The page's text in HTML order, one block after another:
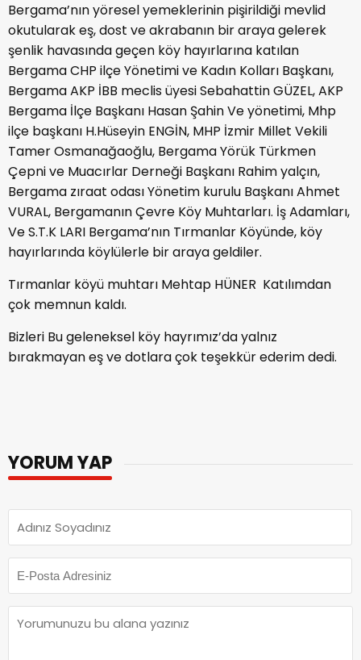
Bergama’nın yöresel yemeklerinin pişirildiği mevlid
okutularak eş, dost ve akrabanın bir araya gelerek
şenlik havasında geçen köy hayırlarına katılan
Bergama CHP ilçe Yönetimi ve Kadın Kolları Başkanı,
Bergama AKP İBB meclis üyesi Sebahattin GÜZEL, AKP
Bergama İlçe Başkanı Hasan Şahin Ve yönetimi, Mhp
ilçe başkanı H.Hüseyin ENGİN, MHP İzmir Millet Vekili
Tamer Osmanağaoğlu, Bergama Yörük Türkmen
Çepni ve Muacırlar Derneği Başkanı Rahim yalçın,
Bergama zıraat odası Yönetim kurulu Başkanı Ahmet
VURAL, Bergamanın Çevre Köy Muhtarları. İş Adamları,
Ve S.T.K LARI Bergama’nın Tırmanlar Köyünde, köy
hayırlarında köylülerle bir araya geldiler.
Tırmanlar köyü muhtarı Mehtap HÜNER Katılımdan
çok memnun kaldı.
Bizleri Bu geleneksel köy hayrımız’da yalnız
bırakmayan eş ve dotlara çok teşekkür ederim dedi.
YORUM YAP